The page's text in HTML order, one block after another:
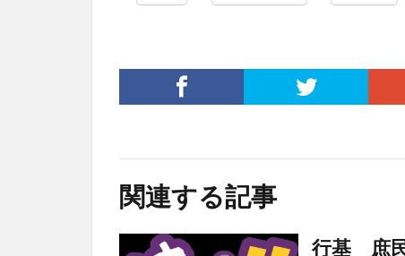
関連する記事
行基 庶